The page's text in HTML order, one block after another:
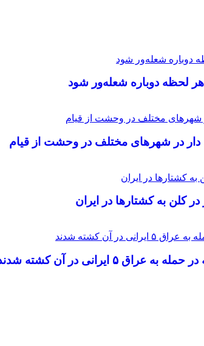
لحظه دوباره شعله‌ور شود
در آن کشته شدند